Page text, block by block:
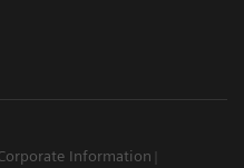
Information